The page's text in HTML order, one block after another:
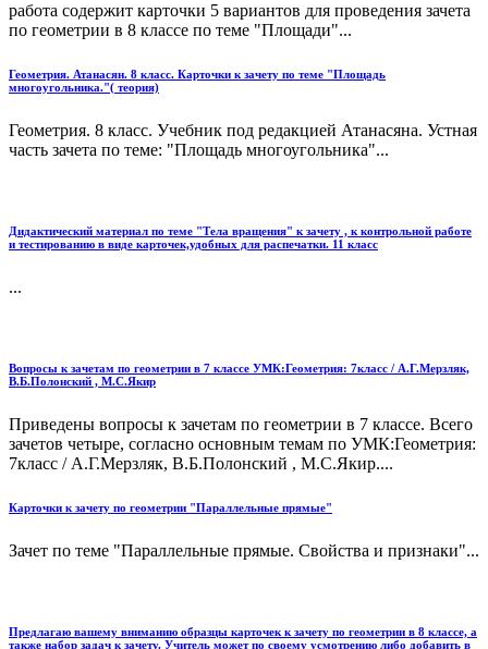
работа содержит карточки 5 вариантов для проведения зачета
по геометрии в 8 классе по теме "Площади"...
Геометрия. Атанасян. 8 класс. Карточки к зачету по теме "Площадь
многоугольника."( теория)
Геометрия. 8 класс. Учебник под редакцией Атанасяна. Устная
часть зачета по теме: "Площадь многоугольника"...
Дидактический материал по теме "Тела вращения" к зачету , к контрольной работе
и тестированию в виде карточек,удобных для распечатки. 11 класс
...
Вопросы к зачетам по геометрии в 7 классе УМК:Геометрия: 7класс / А.Г.Мерзляк,
В.Б.Полонский , М.С.Якир
Приведены вопросы к зачетам по геометрии в 7 классе. Всего
зачетов четыре, согласно основным темам по УМК:Геометрия:
7класс / А.Г.Мерзляк, В.Б.Полонский , М.С.Якир....
Карточки к зачету по геометрии "Параллельные прямые"
Зачет по теме "Параллельные прямые. Свойства и признаки"...
Предлагаю вашему вниманию образцы карточек к зачету по геометрии в 8 классе, а
также набор задач к зачету. Учитель может по своему усмотрению либо добавить в